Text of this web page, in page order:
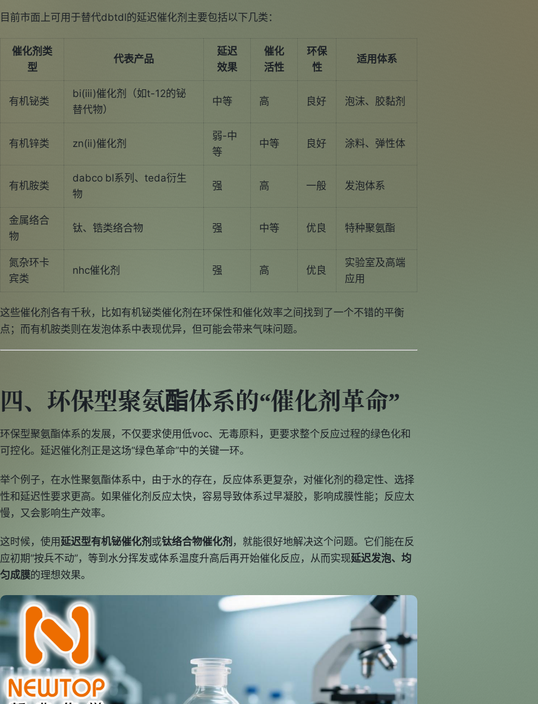
目前市面上可用于替代dbtdl的延迟催化剂主要包括以下几类：
催化剂类
型
代表产品
延迟
效果
催化
活性
环保
性
适用体系
有机铋类
bi(iii)催化剂（如t-12的铋
替代物）
中等 高 良好 泡沫、胶黏剂
有机锌类 zn(ii)催化剂
弱-中
等
中等 良好 涂料、弹性体
有机胺类
dabco bl系列、teda衍生
物
强 高 一般 发泡体系
金属络合
物
钛、锆类络合物 强 中等 优良 特种聚氨酯
氮杂环卡
宾类
nhc催化剂 强 高 优良
实验室及高端
应用
这些催化剂各有千秋，比如有机铋类催化剂在环保性和催化效率之间找到了一个不错的平衡
点；而有机胺类则在发泡体系中表现优异，但可能会带来气味问题。
四、环保型聚氨酯体系的“催化剂革命”
环保型聚氨酯体系的发展，不仅要求使用低voc、无毒原料，更要求整个反应过程的绿色化和
可控化。延迟催化剂正是这场“绿色革命”中的关键一环。
举个例子，在水性聚氨酯体系中，由于水的存在，反应体系更复杂，对催化剂的稳定性、选择
性和延迟性要求更高。如果催化剂反应太快，容易导致体系过早凝胶，影响成膜性能；反应太
慢，又会影响生产效率。
这时候，使用延迟型有机铋催化剂 或钛络合物催化剂 ，就能很好地解决这个问题。它们能在反
应初期“按兵不动”，等到水分挥发或体系温度升高后再开始催化反应，从而实现延迟发泡、均
匀成膜的理想效果。